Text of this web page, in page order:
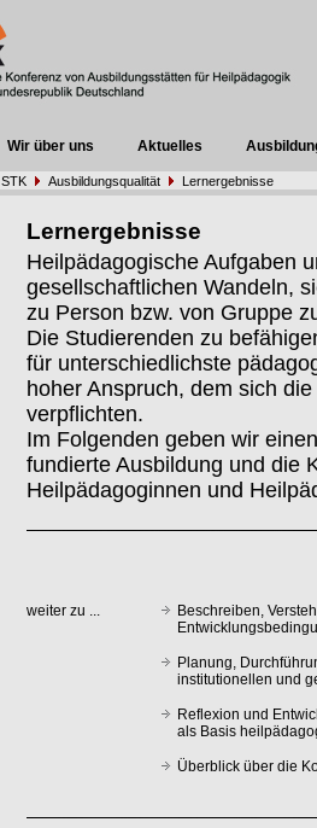
Wir über uns Aktuelles
STK Ausbildungsqualität Lernergebnisse
Lernergebnisse
Heilpädagogische Aufgaben
gesellschaftlichen Wandeln,
zu Person bzw. von Gruppe
Die Studierenden zu
für unterschiedlichste
hoher Anspruch, dem sich
verpflichten.
Im Folgenden geben wir
fundierte Ausbildung und die
Heilpädagoginnen und
weiter zu ...
Beschreiben,
Planung,
institutionellen und
Reflexion und
als Basis
Überblick über die